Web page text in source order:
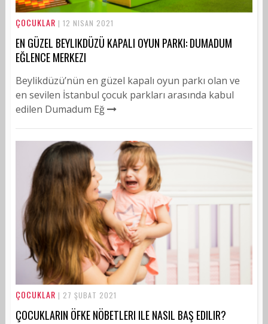
ÇOCUKLAR | 12 NISAN 2021
EN GÜZEL BEYLIKDÜZÜ KAPALI OYUN PARKI: DUMADUM
EĞLENCE MERKEZI
Beylikdüzü’nün en güzel kapalı oyun parkı olan ve
en sevilen İstanbul çocuk parkları arasında kabul
edilen Dumadum Eğ
ÇOCUKLAR | 27 ŞUBAT 2021
ÇOCUKLARIN ÖFKE NÖBETLERI ILE NASIL BAŞ EDILIR?